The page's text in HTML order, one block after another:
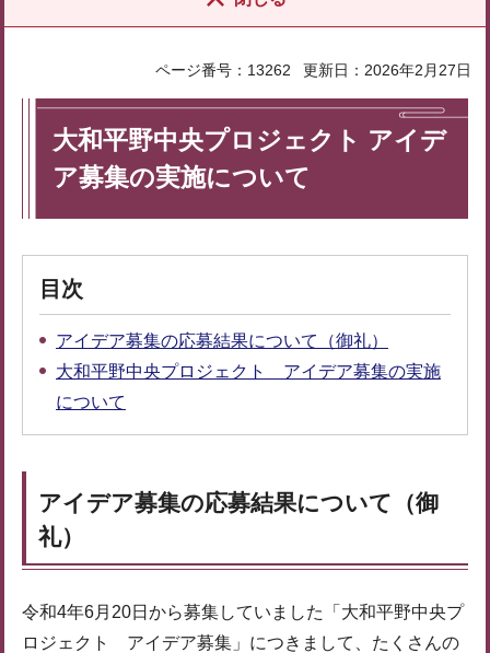
ページ番号：13262 更新日：2026年2月27日
大和平野中央プロジェクト アイデ
ア募集の実施について
目次
アイデア募集の応募結果について（御礼）
大和平野中央プロジェクト アイデア募集の実施
について
アイデア募集の応募結果について（御
礼）
令和4年6月20日から募集していました「大和平野中央プ
ロジェクト アイデア募集」につきまして、たくさんの